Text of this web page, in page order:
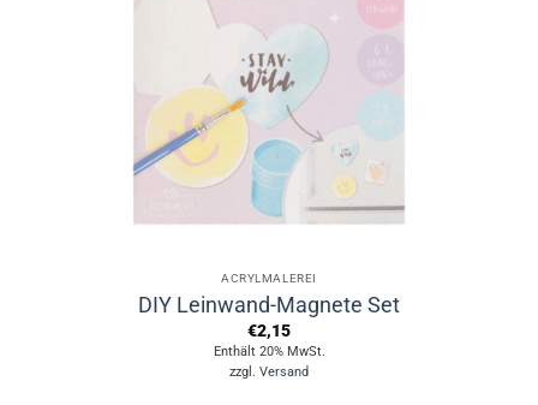
können
auf
der
Produktseite
gewählt
werden
ACRYLMALEREI
DIY Leinwand-Magnete Set
€2,15
Enthält 20% MwSt.
zzgl. Versand